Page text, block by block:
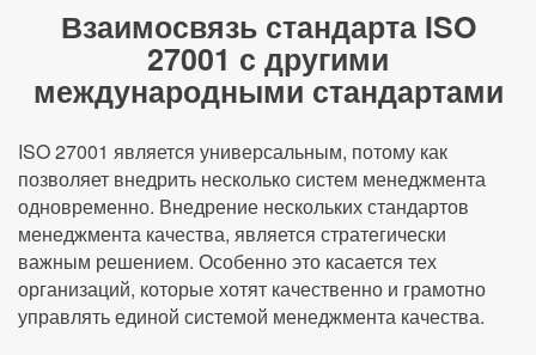
Взаимосвязь стандарта ISO
27001 с другими
международными стандартами
ISO 27001 является универсальным, потому как
позволяет внедрить несколько систем менеджмента
одновременно. Внедрение нескольких стандартов
менеджмента качества, является стратегически
важным решением. Особенно это касается тех
организаций, которые хотят качественно и грамотно
управлять единой системой менеджмента качества.